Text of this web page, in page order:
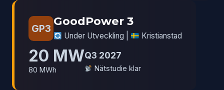
GP3
GoodPower 3
Under Utveckling | Kristianstad
20 MW
80 MWh
Q3 2027
Nätstudie klar